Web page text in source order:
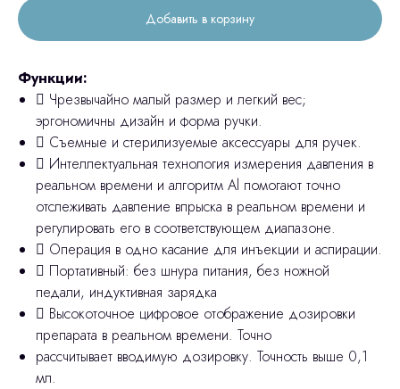
Добавить в корзину
Функции:
 Чрезвычайно малый размер и легкий вес;
эргономичны дизайн и форма ручки.
 Съемные и стерилизуемые аксессуары для ручек.
 Интеллектуальная технология измерения давления в
реальном времени и алгоритм Al помогают точно
отслеживать давление впрыска в реальном времени и
регулировать его в соответствующем диапазоне.
 Операция в одно касание для инъекции и аспирации.
 Портативный: без шнура питания, без ножной
педали, индуктивная зарядка
 Высокоточное цифровое отображение дозировки
препарата в реальном времени. Точно
рассчитывает вводимую дозировку. Точность выше 0,1
мл.